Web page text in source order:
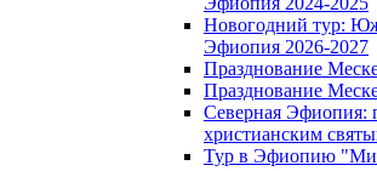
Новогодний тур:
Эфиопия 2026-2027
Празднование
Празднование
Северная Эфиопия:
христианским
Тур в Эфиопию